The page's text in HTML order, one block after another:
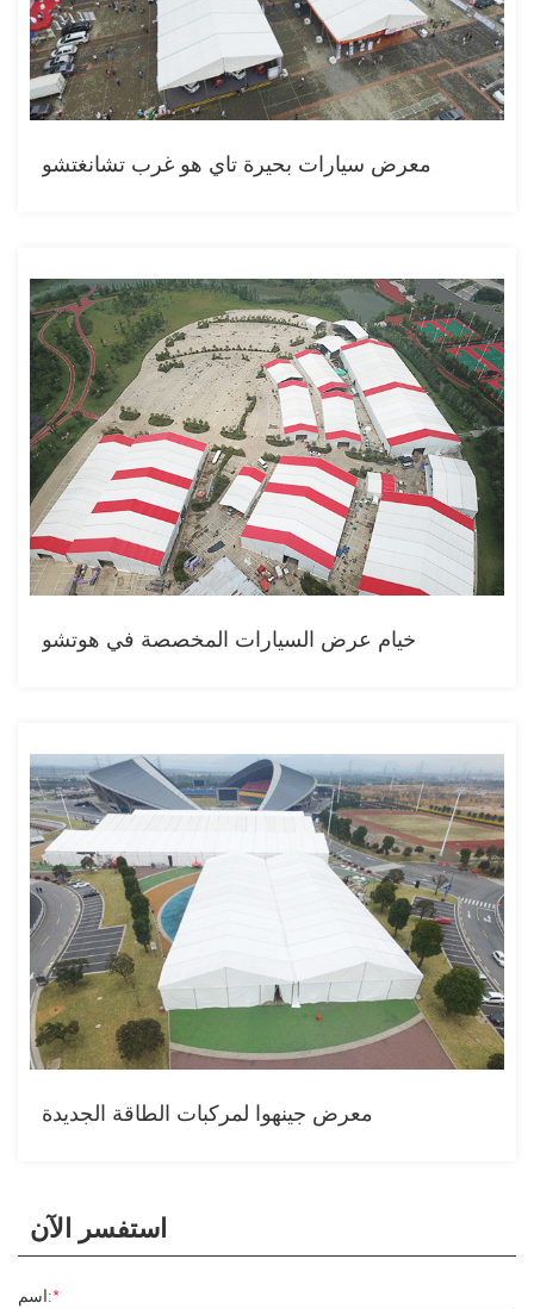
معرض سيارات بحيرة تاي هو غرب تشانغتشو
خيام عرض السيارات المخصصة في هوتشو
معرض جينهوا لمركبات الطاقة الجديدة
استفسر الآن
اسم:*